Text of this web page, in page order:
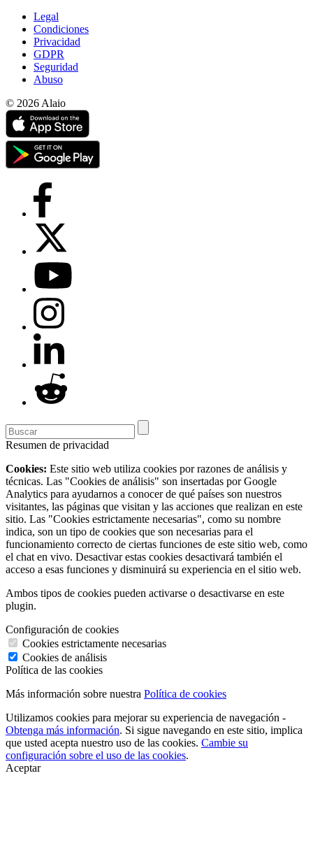
Legal
Condiciones
Privacidad
GDPR
Seguridad
Abuso
© 2026 Alaio
Resumen de privacidad
Cookies: Este sitio web utiliza cookies por razones de análisis y
técnicas. Las "Cookies de análisis" son insertadas por Google
Analytics para ayudarnos a conocer de qué países son nuestros
visitantes, las páginas que visitan y las acciones que realizan en este
sitio. Las "Cookies estrictamente necesarias", como su nombre
indica, son un tipo de cookies que son necesarias para el
funcionamiento correcto de ciertas funciones de este sitio web, como
el chat en vivo. Desactivar estas cookies desactivará también el
acceso a esas funciones y disminuirá su experiencia en el sitio web.
Ambos tipos de cookies pueden activarse o desactivarse en este
plugin.
Configuración de cookies
Cookies estrictamente necesarias
Cookies de análisis
Política de las cookies
Más información sobre nuestra Política de cookies
Utilizamos cookies para mejorar su experiencia de navegación -
Obtenga más información. Si sigue navegando en este sitio, implica
que usted acepta nuestro uso de las cookies. Cambie su
configuración sobre el uso de las cookies.
Aceptar